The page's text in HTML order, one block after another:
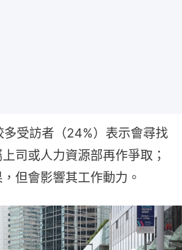
受訪者（24%）表示會尋找
司或人力資源部再作爭取；
但會影響其工作動力。